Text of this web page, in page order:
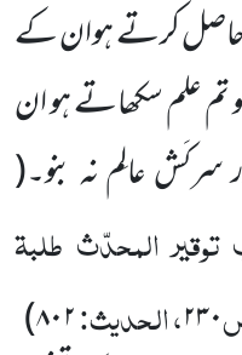
حاصل کرتے ہوان کے
تم علم سکھاتے ہو ان
سرکَش عالِم نہ بنو۔(
توقیر المحدّث طلبۃ
۲۳۰، الحدیث:۸۰۲)